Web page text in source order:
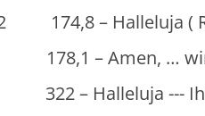
174,8 – Halleluja (
… wir
--- Ihr